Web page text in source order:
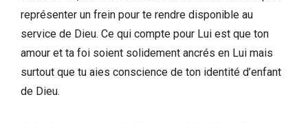
représenter un frein pour te rendre disponible au
service de Dieu. Ce qui compte pour Lui est que ton
amour et ta foi soient solidement ancrés en Lui mais
surtout que tu aies conscience de ton identité d’enfant
de Dieu.